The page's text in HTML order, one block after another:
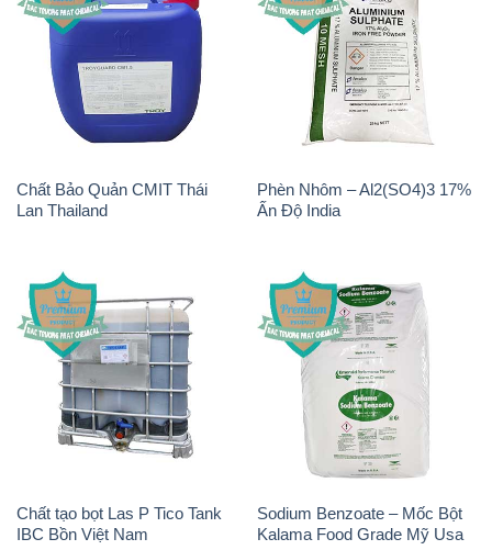
Chất Bảo Quản CMIT Thái
Lan Thailand
Phèn Nhôm – Al2(SO4)3 17%
Ấn Độ India
Chất tạo bọt Las P Tico Tank
IBC Bồn Việt Nam
Sodium Benzoate – Mốc Bột
Kalama Food Grade Mỹ Usa